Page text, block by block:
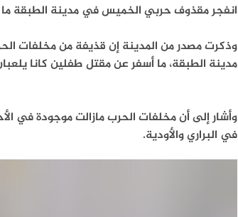
انفجر مقذوف حربي الخميس في مدينة الطبقة
وذكرت مصدر من المدينة إن قذيفة من مخلفات
مدينة الطبقة، ما أسفر عن مقتل طفلين كانا
وأشار إلى أن مخلفات الحرب مازالت موجودة في
في البراري والأودية.